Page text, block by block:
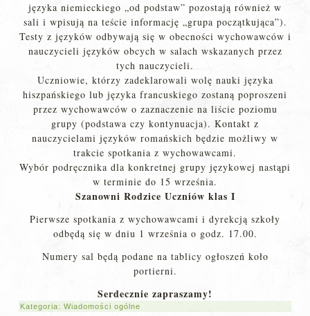
języka niemieckiego „od podstaw” pozostają również w
sali i wpisują na teście informację „grupa początkująca”).
Testy z języków odbywają się w obecności wychowawców i
nauczycieli języków obcych w salach wskazanych przez
tych nauczycieli.
Uczniowie, którzy zadeklarowali wolę nauki języka
hiszpańskiego lub języka francuskiego zostaną poproszeni
przez wychowawców o zaznaczenie na liście poziomu
grupy (podstawa czy kontynuacja). Kontakt z
nauczycielami języków romańskich będzie możliwy w
trakcie spotkania z wychowawcami.
Wybór podręcznika dla konkretnej grupy językowej nastąpi
w terminie do 15 września.
Szanowni Rodzice Uczniów klas I
Pierwsze spotkania z wychowawcami i dyrekcją szkoły
odbędą się w dniu 1 września o godz. 17.00.
Numery sal będą podane na tablicy ogłoszeń koło
portierni.
Serdecznie zapraszamy!
Kategoria:Wiadomości ogólne